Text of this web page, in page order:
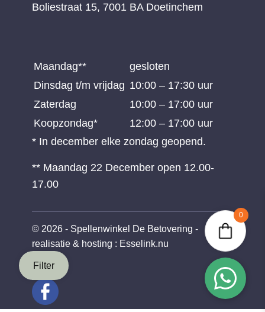
0
Filter
Boliestraat 15, 7001 BA Doetinchem
Maandag**
gesloten
Dinsdag t/m vrijdag 10:00 – 17:30 uur
Zaterdag
10:00 – 17:00 uur
Koopzondag*
12:00 – 17:00 uur
* In december elke zondag geopend.
** Maandag 22 December open 12.00-
17.00
© 2026 - Spellenwinkel De Betovering -
realisatie & hosting : Esselink.nu